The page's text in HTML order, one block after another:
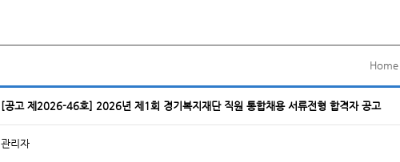
Home
[공고 제2026-46호] 2026년 제1회 경기복지재단 직원 통합채용 서류전형 합격자 공고
관리자